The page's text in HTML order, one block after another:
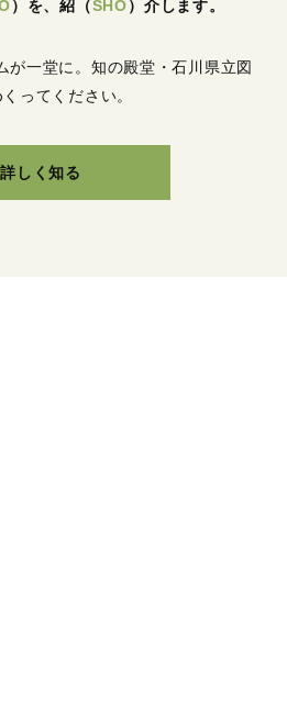
） を、紹 （SHO） 介します。
が一堂に。 知の殿堂・石川県立図
ってください。
詳しく知る